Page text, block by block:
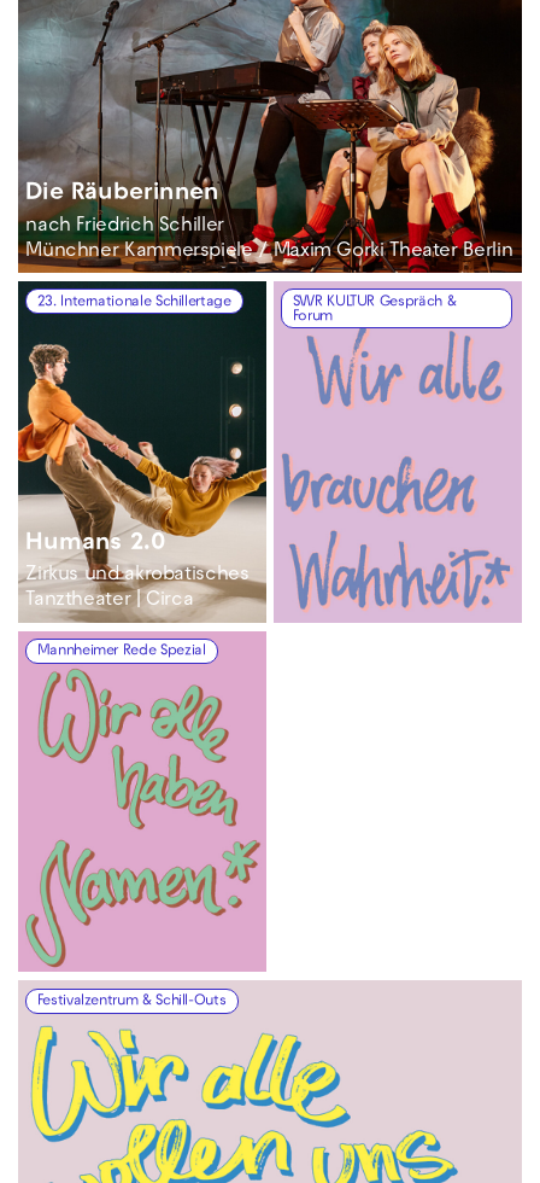
Die Räuberinnen
nach Friedrich Schiller
Münchner Kammerspiele / Maxim Gorki Theater Berlin
23. Internationale Schillertage
Humans 2.0
Zirkus und akrobatisches
Tanztheater | Circa
SWR KULTUR Gespräch &
Forum
Mannheimer Rede Spezial
Festivalzentrum & Schill-Outs